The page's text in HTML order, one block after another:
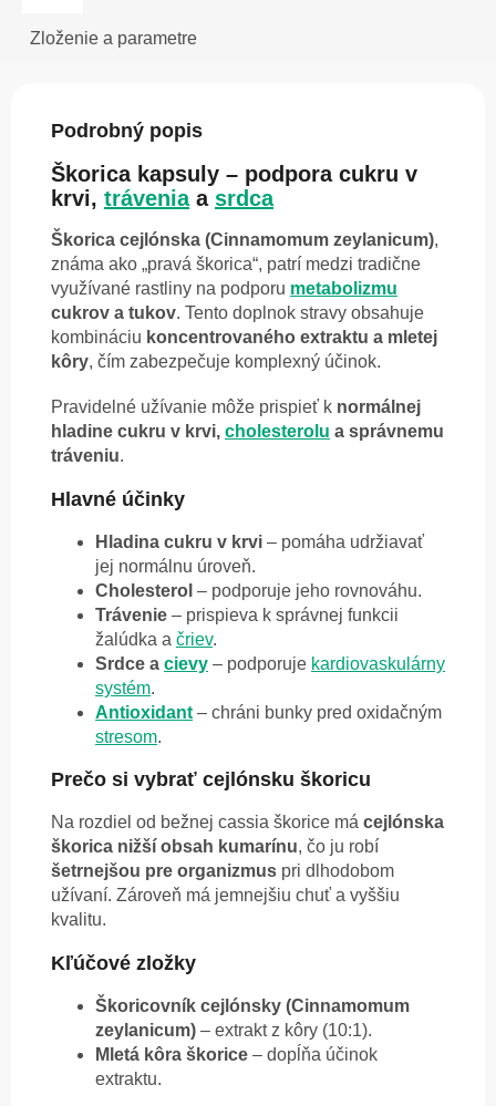
Zloženie a parametre
Podrobný popis
Škorica kapsuly – podpora cukru v
krvi, tráveniaa srdca
Škorica cejlónska (Cinnamomum zeylanicum),
známa ako „pravá škorica“, patrí medzi tradične
využívané rastliny na podporu metabolizmu
cukrov a tukov. Tento doplnok stravy obsahuje
kombináciu koncentrovaného extraktu a mletej
kôry, čím zabezpečuje komplexný účinok.
Pravidelné užívanie môže prispieť k normálnej
hladine cukru v krvi, cholesterolu a správnemu
tráveniu.
Hlavné účinky
Hladina cukru v krvi – pomáha udržiavať
jej normálnu úroveň.
Cholesterol – podporuje jeho rovnováhu.
Trávenie – prispieva k správnej funkcii
žalúdka a čriev.
Srdce a cievy – podporuje kardiovaskulárny
systém.
Antioxidant – chráni bunky pred oxidačným
stresom.
Prečo si vybrať cejlónsku škoricu
Na rozdiel od bežnej cassia škorice má cejlónska
škorica nižší obsah kumarínu, čo ju robí
šetrnejšou pre organizmus pri dlhodobom
užívaní. Zároveň má jemnejšiu chuť a vyššiu
kvalitu.
Kľúčové zložky
Škoricovník cejlónsky (Cinnamomum
zeylanicum) – extrakt z kôry (10:1).
Mletá kôra škorice – dopĺňa účinok
extraktu.